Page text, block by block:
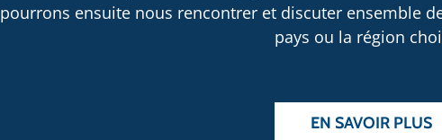
pourrons ensuite nous rencontrer et discuter ensemble
pays ou la région
EN SAVOIR PLUS